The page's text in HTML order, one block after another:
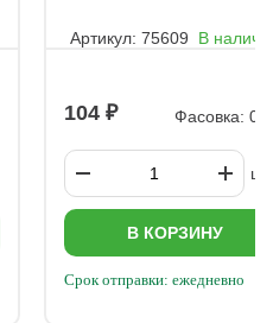
Артикул: 75609 В
104 Фасовка: 0,1
шт.
В КОРЗИНУ
Срок отправки: ежедневно